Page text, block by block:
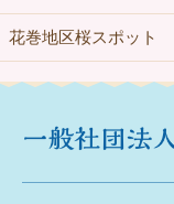
花巻地区桜スポット